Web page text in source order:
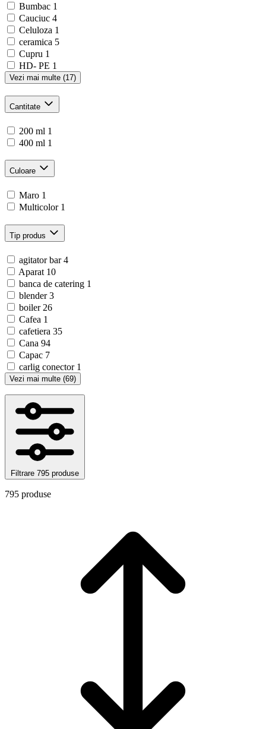
Bumbac 1
Cauciuc 4
Celuloza 1
ceramica 5
Cupru 1
HD- PE 1
Vezi mai multe (17)
Cantitate
200 ml 1
400 ml 1
Culoare
Maro 1
Multicolor 1
Tip produs
agitator bar 4
Aparat 10
banca de catering 1
blender 3
boiler 26
Cafea 1
cafetiera 35
Cana 94
Capac 7
carlig conector 1
Vezi mai multe (69)
Filtrare 795 produse
795 produse